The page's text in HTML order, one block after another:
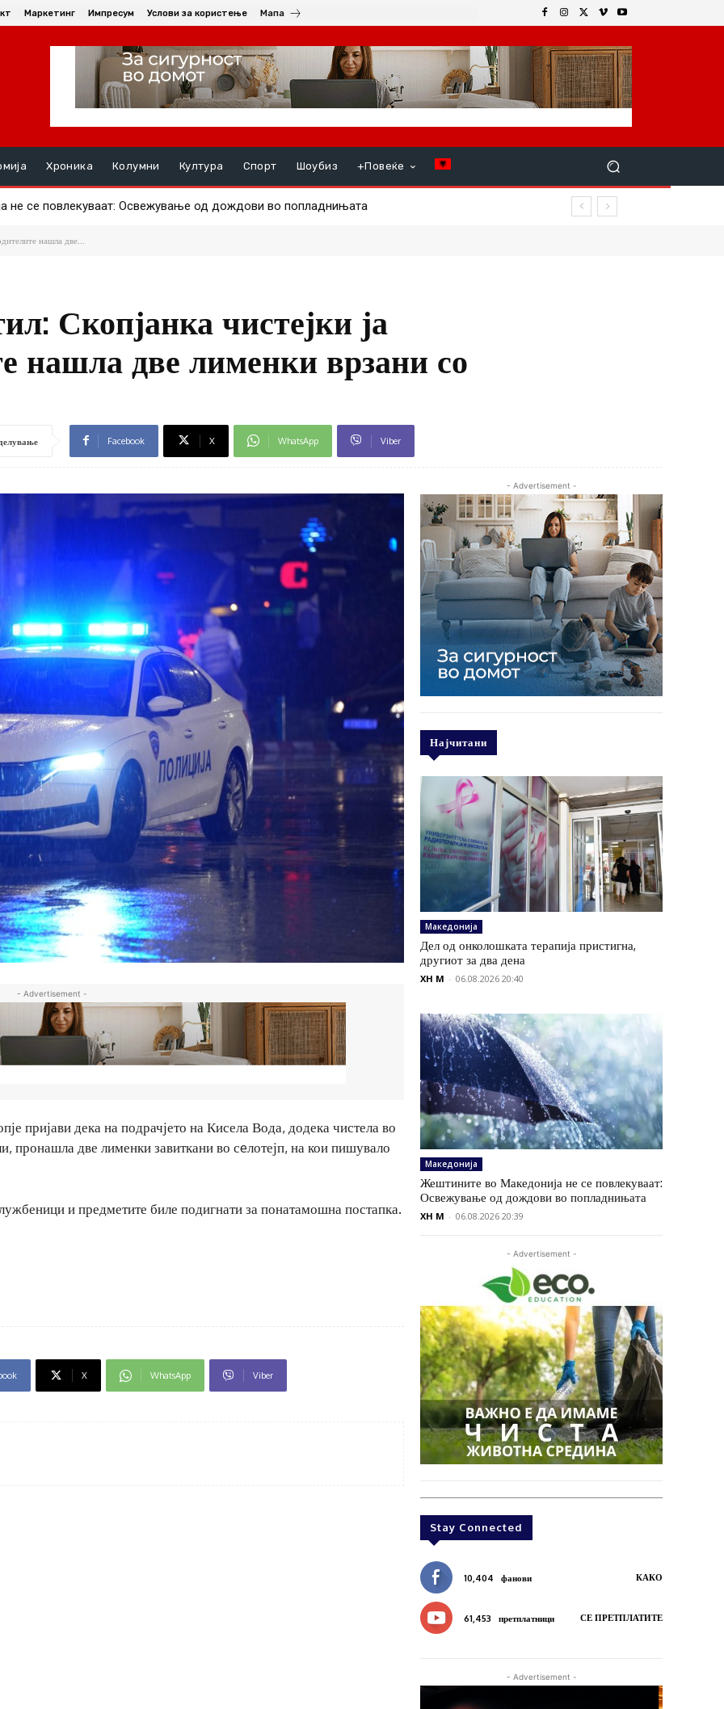
Маркетинг Импресум Услови за користење Мапа
Хроника Колумни Култура Спорт Шоубиз +Повеќе
се повлекуваат: Освежување од дождови во попладнињата
Тетово и Брвеница
нашла две...
Скопјанка чистејки ја
нашла две лименки врзани со
Facebook X WhatsApp Viber
- Advertisement -
пријави дека на подрачјето на Кисела Вода, додека чистела во
пронашла две лименки завиткани во сeлотејп, на кои пишувало
и предметите биле подигнати за понатамошна постапка.
X WhatsApp Viber
- Advertisement -
Најчитани
Македонија
Дел од онколошката терапија пристигна,
другиот за два дена
XH M - 06.08.2026 20:40
Македонија
Жештините во Македонија не се повлекуваат:
Освежување од дождови во попладнињата
XH M - 06.08.2026 20:39
- Advertisement -
Stay Connected
10,404 фанови КАКО
61,453 претплатници СЕ ПРЕТПЛАТИТЕ
- Advertisement -